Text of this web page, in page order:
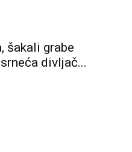
šakali grabe
divljač...